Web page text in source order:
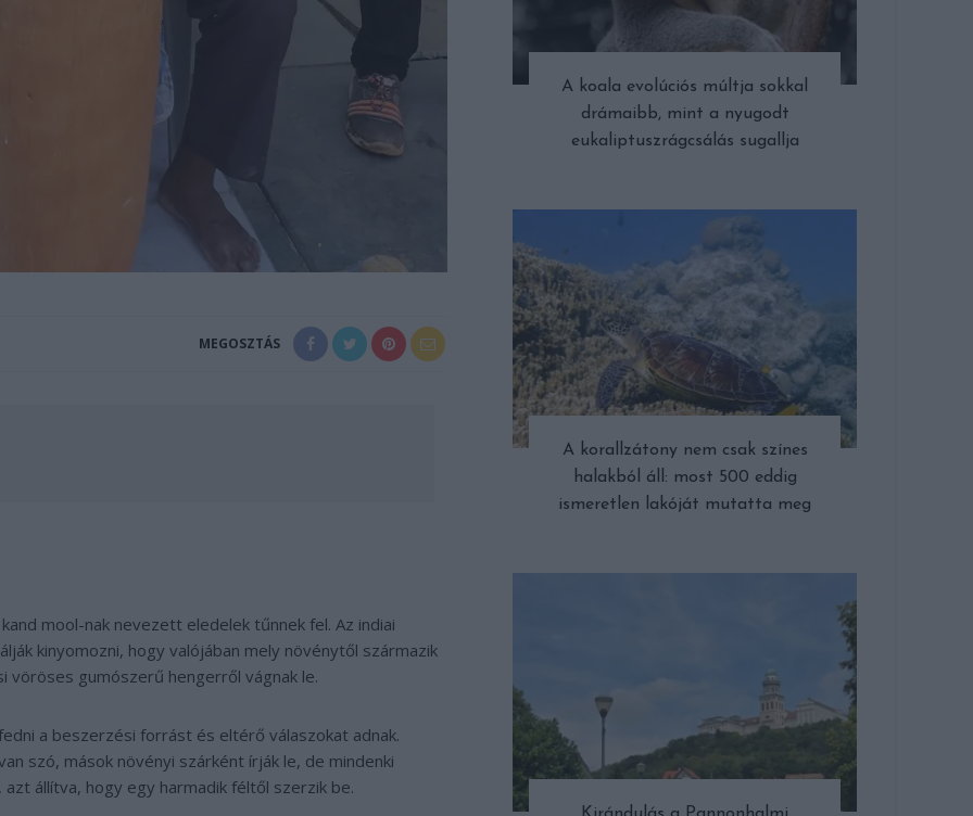
MEGOSZTÁS
mool-nak nevezett eledelek tűnnek fel. Az indiai
kinyomozni, hogy valójában mely növénytől származik
vöröses gumószerű hengerről vágnak le.
a beszerzési forrást és eltérő válaszokat adnak.
szó, mások növényi szárként írják le, de mindenki
állítva, hogy egy harmadik féltől szerzik be.
A koala evolúciós múltja sokkal
drámaibb, mint a nyugodt
eukaliptuszrágcsálás sugallja
A korallzátony nem csak színes
halakból áll: most 500 eddig
ismeretlen lakóját mutatta meg